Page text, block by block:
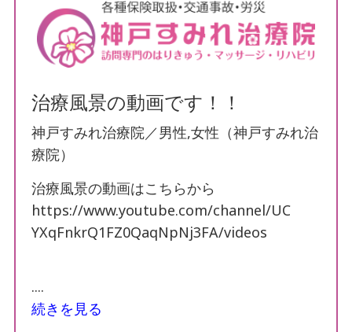
導入施設の声
保険について
マッサージ・リハビリについて
デイサービスについて
訪問看護について
首・肩こりでお悩み
腰痛でお悩み
治療風景の動画です！！
神戸すみれ治療院／男性,女性（神戸すみれ治
療院）
治療風景の動画はこちらから
https://www.youtube.com/channel/UC
YXqFnkrQ1FZ0QaqNpNj3FA/videos
....
続きを見る